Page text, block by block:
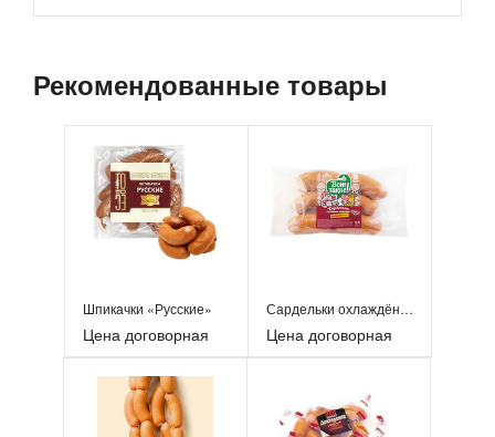
Рекомендованные товары
Шпикачки «Русские»
Цена договорная
Сардельки охлаждённые ТМ «Вот такая»
Цена договорная